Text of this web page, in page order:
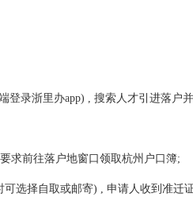
录浙里办app) , 搜索人才引进落户
求前往落户地窗口领取杭州户口簿;
选择自取或邮寄) , 申请人收到准迁